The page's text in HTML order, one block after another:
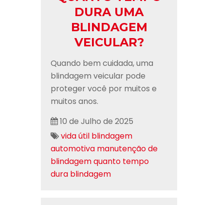
DURA UMA
BLINDAGEM
VEICULAR?
Quando bem cuidada, uma
blindagem veicular pode
proteger você por muitos e
muitos anos.
10 de Julho de 2025
vida útil blindagem
automotiva manutenção de
blindagemquanto tempo
dura blindagem